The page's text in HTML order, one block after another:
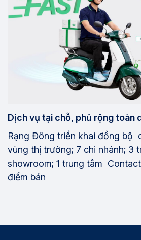
Dịch vụ tại chỗ, phủ rộng toàn
Rạng Đông triển khai đồng bộ
vùng thị trường; 7 chi nhánh; 3
showroom; 1 trung tâm
điểm bán